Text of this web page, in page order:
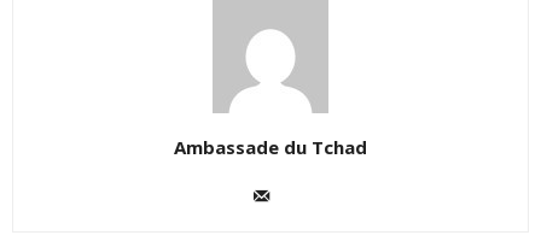
Ambassade du Tchad